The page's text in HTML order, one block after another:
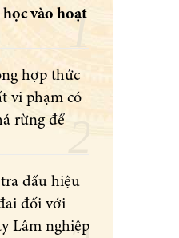
vào hoạt
hợp thức
vi phạm có
rừng để
dấu hiệu
đối với
Lâm nghiệp